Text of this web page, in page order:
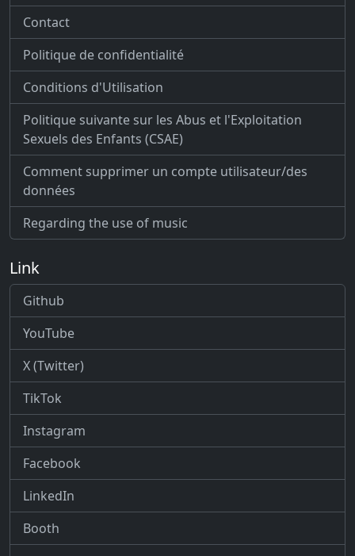
Contact
Politique de confidentialité
Conditions d'Utilisation
Politique suivante sur les Abus et l'Exploitation
Sexuels des Enfants (CSAE)
Comment supprimer un compte utilisateur/des
données
Regarding the use of music
Link
Github
YouTube
X (Twitter)
TikTok
Instagram
Facebook
LinkedIn
Booth